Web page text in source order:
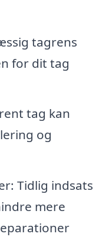
tagrens
for dit tag
tag kan
og
Tidlig indsats
mere